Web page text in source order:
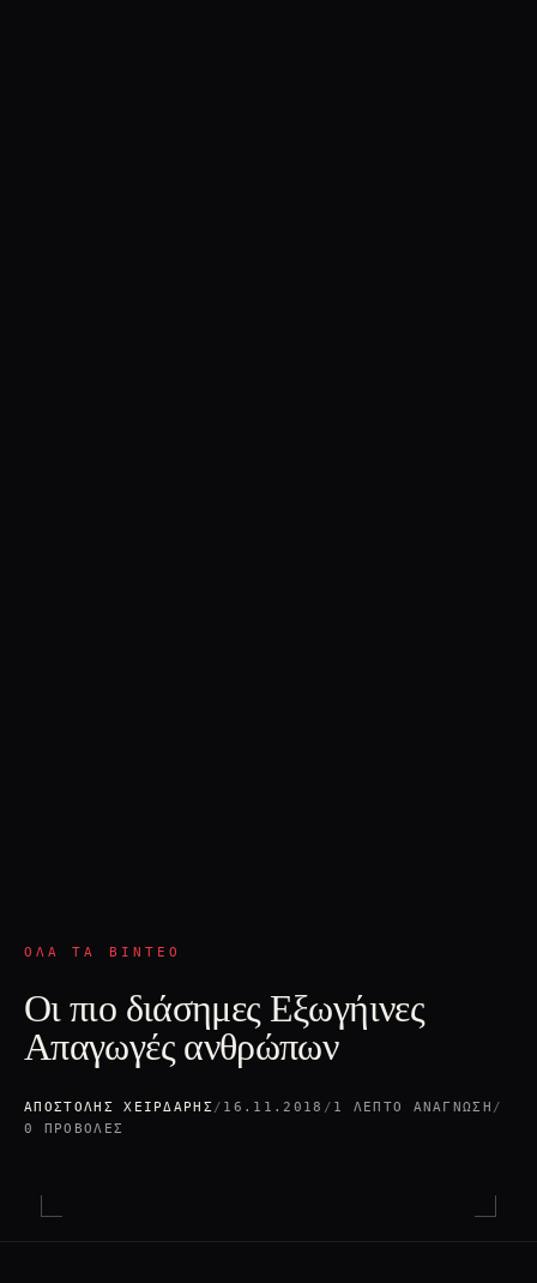
ΌΛΑ ΤΑ ΒΊΝΤΕΟ
Οι πιο διάσημες Εξωγήινες
Απαγωγές ανθρώπων
ΑΠΟΣΤΌΛΗΣ ΧΕΙΡΔΆΡΗΣ / 16.11.2018 / 1 ΛΕΠΤΌ ΑΝΆΓΝΩΣΗ /
0 ΠΡΟΒΟΛΈΣ